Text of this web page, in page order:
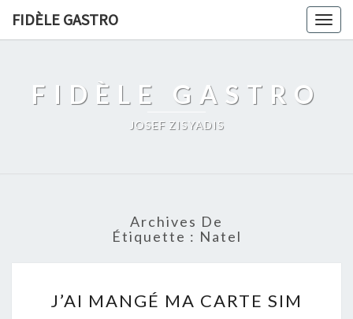
FIDÈLE GASTRO
FIDÈLE GASTRO
JOSEF ZISYADIS
Archives De
Étiquette : Natel
MANGÉ
J’AI MANGÉ MA CARTE SIM